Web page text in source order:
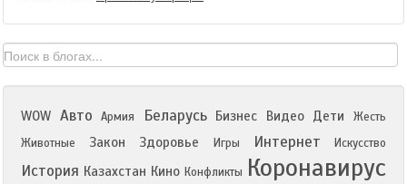
WOW Авто Армия Беларусь Бизнес Видео Дети
Жесть
Животные
Закон Здоровье Игры Интернет Искусство
История Казахстан Кино Конфликты Коронавирус